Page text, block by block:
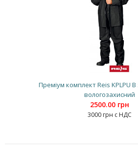
Преміум комплект Reis KPLPU B
вологозахисний
2500.00 грн
3000 грн с НДС